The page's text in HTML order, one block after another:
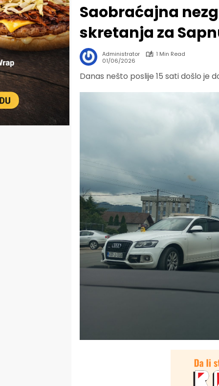
Saobraćajna
skretanja za
Administrator
1 Min Read
01/06/2026
Danas nešto poslije 15 sati došlo je